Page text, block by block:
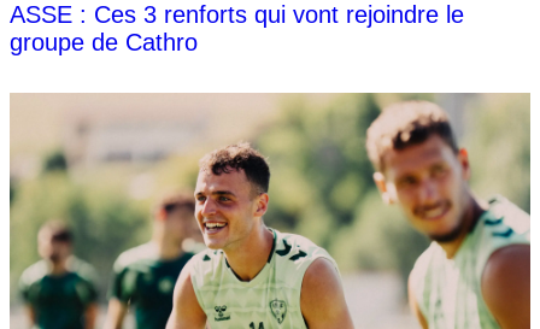
ASSE : Ces 3 renforts qui vont rejoindre le
groupe de Cathro